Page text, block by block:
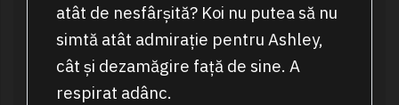
atât de nesfârșită? Koi nu putea să nu
simtă atât admirație pentru Ashley,
cât și dezamăgire față de sine. A
respirat adânc.